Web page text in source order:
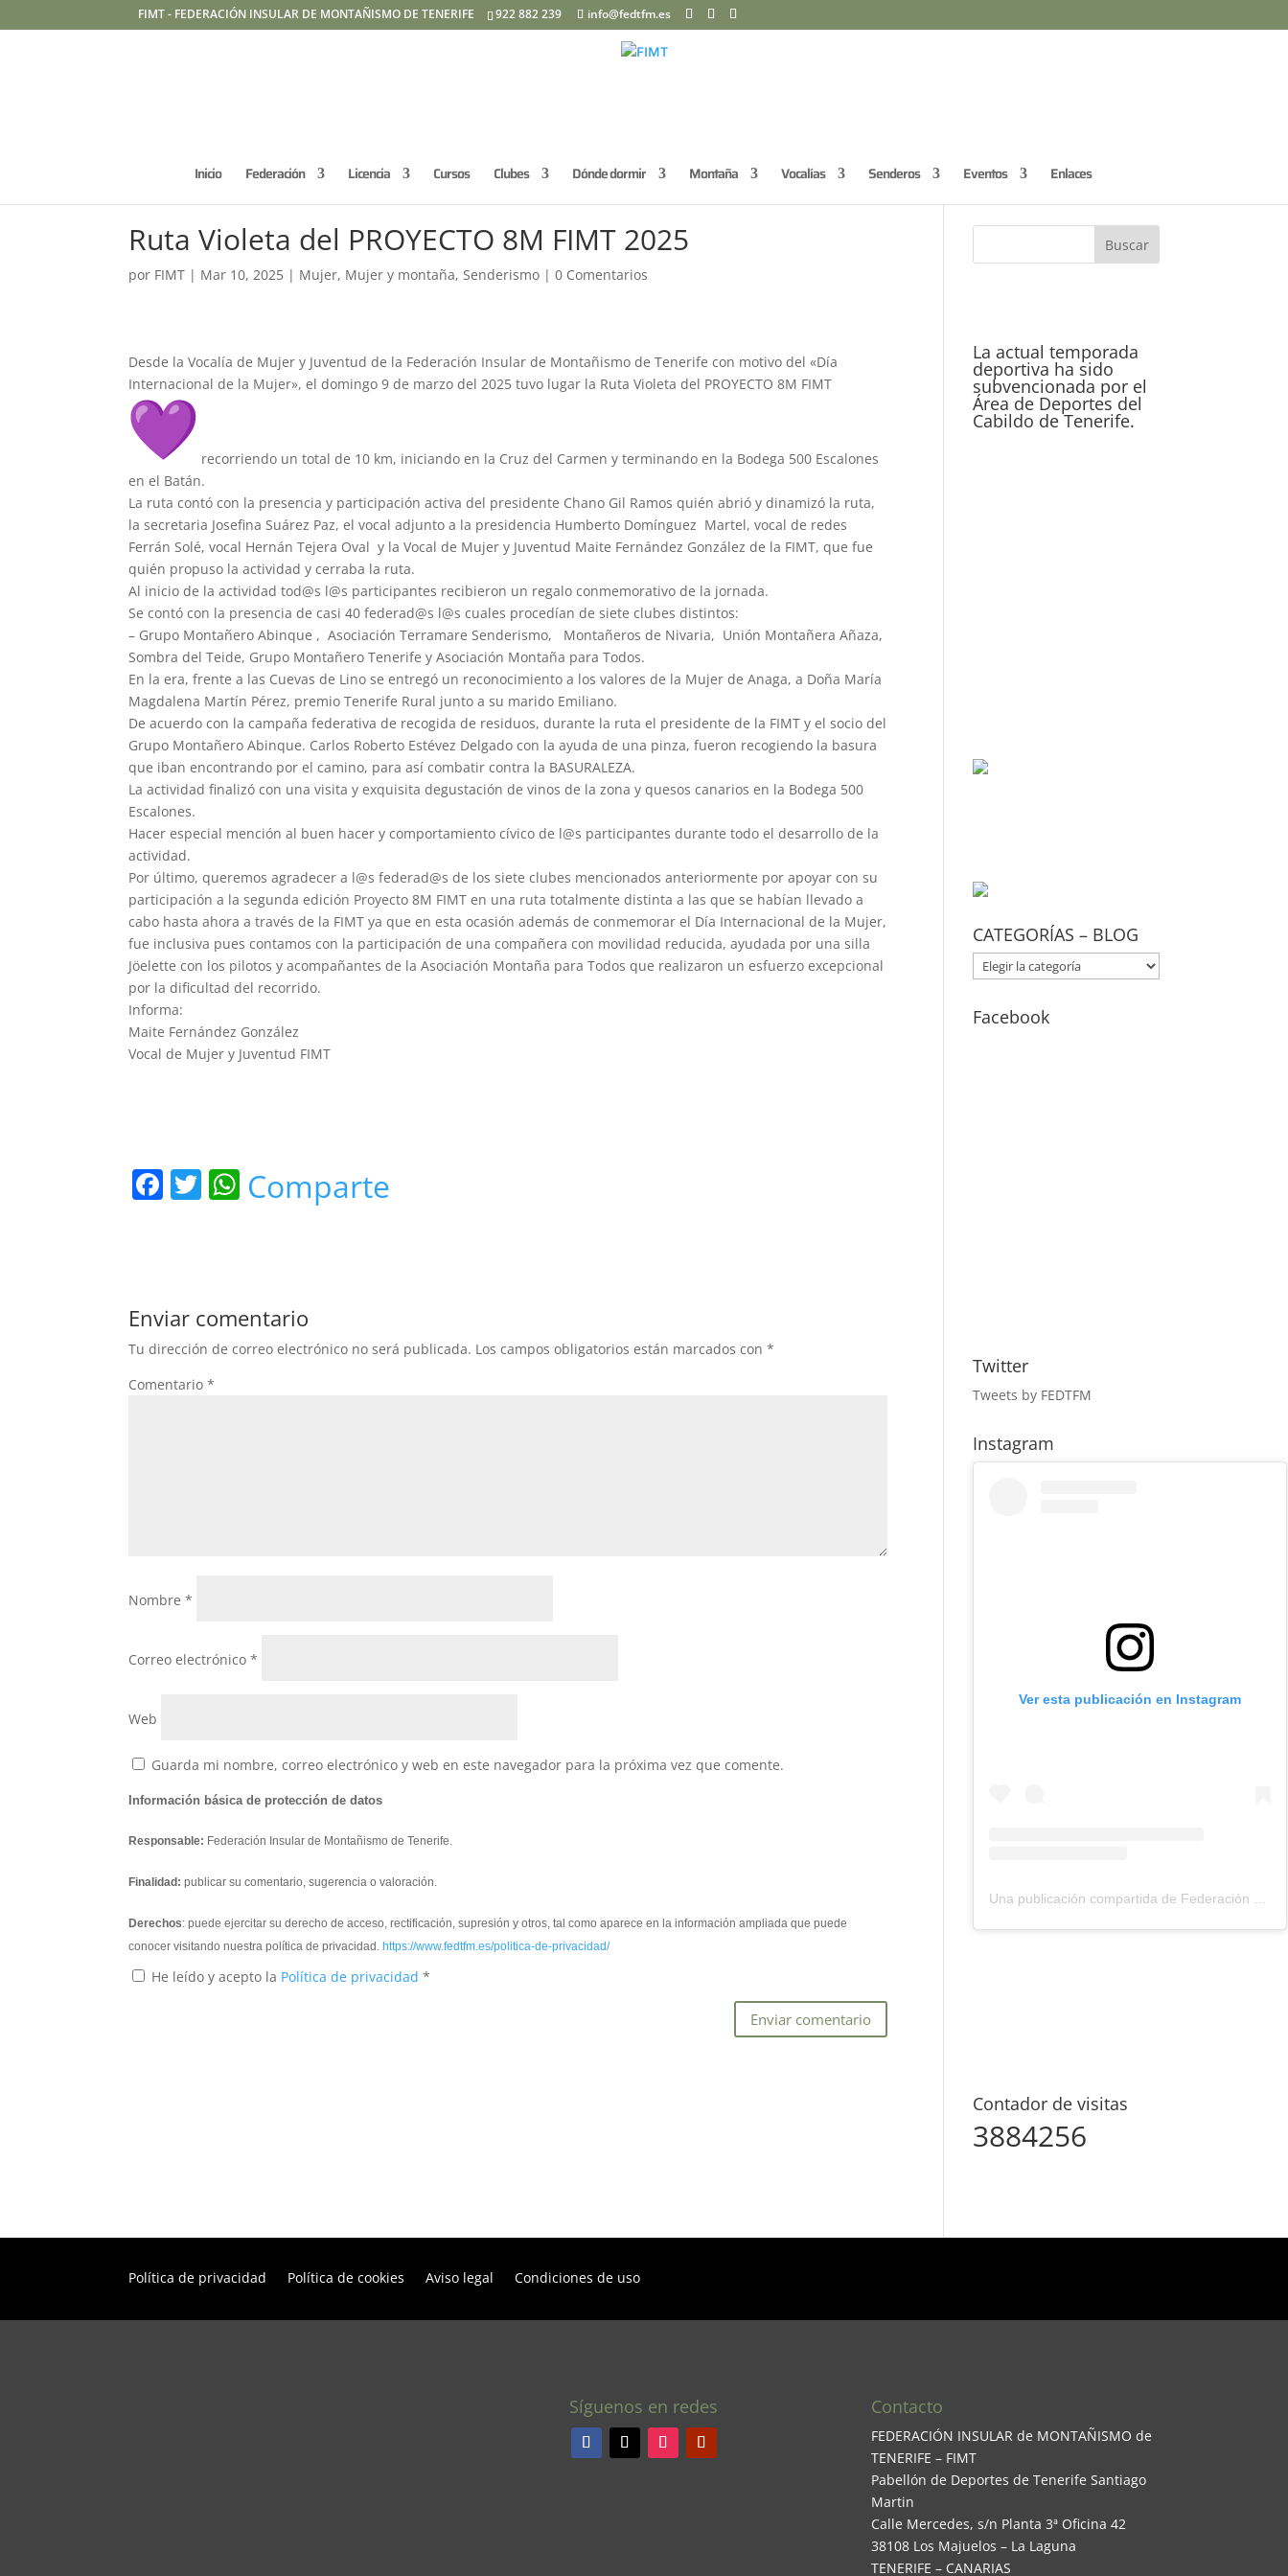
FIMT - FEDERACIÓN INSULAR DE MONTAÑISMO DE TENERIFE 922 882 239 info@fedtfm.es
Inicio Federación Licencia Cursos Clubes Dónde dormir Montaña Vocalías Senderos Eventos Enlaces
Ruta Violeta del PROYECTO 8M FIMT 2025
por FIMT | Mar 10, 2025 | Mujer, Mujer y montaña,Senderismo |0 Comentarios
Desde la Vocalía de Mujer y Juventud de la Federación Insular de Montañismo de Tenerife con motivo del «Día
Internacional de la Mujer», el domingo 9 de marzo del 2025 tuvo lugar la Ruta Violeta del PROYECTO 8M FIMT
recorriendo un total de 10 km, iniciando en la Cruz del Carmen y terminando en la Bodega 500 Escalones
en el Batán.
La ruta contó con la presencia y participación activa del presidente Chano Gil Ramos quién abrió y dinamizó la ruta,
la secretaria Josefina Suárez Paz, el vocal adjunto a la presidencia Humberto Domínguez Martel, vocal de redes
Ferrán Solé, vocal Hernán Tejera Oval y la Vocal de Mujer y Juventud Maite Fernández González de la FIMT, que fue
quién propuso la actividad y cerraba la ruta.
Al inicio de la actividad tod@s l@s participantes recibieron un regalo conmemorativo de la jornada.
Se contó con la presencia de casi 40 federad@s l@s cuales procedían de siete clubes distintos:
– Grupo Montañero Abinque , Asociación Terramare Senderismo, Montañeros de Nivaria, Unión Montañera Añaza,
Sombra del Teide, Grupo Montañero Tenerife y Asociación Montaña para Todos.
En la era, frente a las Cuevas de Lino se entregó un reconocimiento a los valores de la Mujer de Anaga, a Doña María
Magdalena Martín Pérez, premio Tenerife Rural junto a su marido Emiliano.
De acuerdo con la campaña federativa de recogida de residuos, durante la ruta el presidente de la FIMT y el socio del
Grupo Montañero Abinque. Carlos Roberto Estévez Delgado con la ayuda de una pinza, fueron recogiendo la basura
que iban encontrando por el camino, para así combatir contra la BASURALEZA.
La actividad finalizó con una visita y exquisita degustación de vinos de la zona y quesos canarios en la Bodega 500
Escalones.
Hacer especial mención al buen hacer y comportamiento cívico de l@s participantes durante todo el desarrollo de la
actividad.
Por último, queremos agradecer a l@s federad@s de los siete clubes mencionados anteriormente por apoyar con su
participación a la segunda edición Proyecto 8M FIMT en una ruta totalmente distinta a las que se habían llevado a
cabo hasta ahora a través de la FIMT ya que en esta ocasión además de conmemorar el Día Internacional de la Mujer,
fue inclusiva pues contamos con la participación de una compañera con movilidad reducida, ayudada por una silla
Jöelette con los pilotos y acompañantes de la Asociación Montaña para Todos que realizaron un esfuerzo excepcional
por la dificultad del recorrido.
Informa:
Maite Fernández González
Vocal de Mujer y Juventud FIMT
F
b
o
o
k
T W
A
p
p
Comparte
Enviar comentario
Tu dirección de correo electrónico no será publicada. Los campos obligatorios están marcados con*
Comentario*
Nombre*
Correo electrónico*
Web
Guarda mi nombre, correo electrónico y web en este navegador para la próxima vez que comente.
Información básica de protección de datos
Responsable: Federación Insular de Montañismo de Tenerife.
Finalidad: publicar su comentario, sugerencia o valoración.
Derechos: puede ejercitar su derecho de acceso, rectificación, supresión y otros, tal como aparece en la información ampliada que puede
conocer visitando nuestra política de privacidad. https://www.fedtfm.es/politica-de-privacidad/
He leído y acepto la Política de privacidad*
La actual temporada
deportiva ha sido
subvencionada por el
Área de Deportes del
Cabildo de Tenerife.
CATEGORÍAS – BLOG
CATEGORÍAS
–
BLOG
Facebook
Twitter
Tweets by FEDTFM
Instagram
Ver esta publicación en Instagram
Contador de visitas
3884256
Política de privacidad Política de cookies Aviso legal Condiciones de uso
Síguenos en redes Contacto
FEDERACIÓN INSULAR de MONTAÑISMO de
TENERIFE – FIMT
Pabellón de Deportes de Tenerife Santiago
Martin
Calle Mercedes, s/n Planta 3ª Oficina 42
38108 Los Majuelos – La Laguna
TENERIFE – CANARIAS